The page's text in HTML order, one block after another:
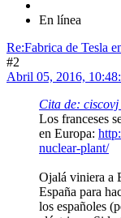
En línea
Re:Fabrica de Tesla
#2
Abril 05, 2016,
Cita de:
Los franceses
en Europa:
nuclear-plant/
Ojalá viniera a
España para
los españoles